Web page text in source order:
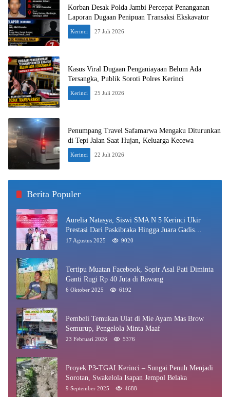
Korban Desak Polda Jambi Percepat Penanganan
Laporan Dugaan Penipuan Transaksi Ekskavator
Kerinci 27 Juli 2026
Kasus Viral Dugaan Penganiayaan Belum Ada
Tersangka, Publik Soroti Polres Kerinci
Kerinci 25 Juli 2026
Penumpang Travel Safamarwa Mengaku Diturunkan
di Tepi Jalan Saat Hujan, Keluarga Kecewa
Kerinci 22 Juli 2026
Berita Populer
Aurelia Natasya, Siswi SMA N 5 Kerinci Ukir
Prestasi Dari Paskibraka Hingga Juara Gadis
Kerinci 2025
17 Agustus 2025 9020
Tertipu Muatan Facebook, Sopir Asal Pati Diminta
Ganti Rugi Rp 40 Juta di Rawang
6 Oktober 2025 6192
Pembeli Temukan Ulat di Mie Ayam Mas Brow
Semurup, Pengelola Minta Maaf
23 Februari 2026 5376
Proyek P3-TGAI Kerinci – Sungai Penuh Menjadi
Sorotan, Swakelola Isapan Jempol Belaka
9 September 2025 4688